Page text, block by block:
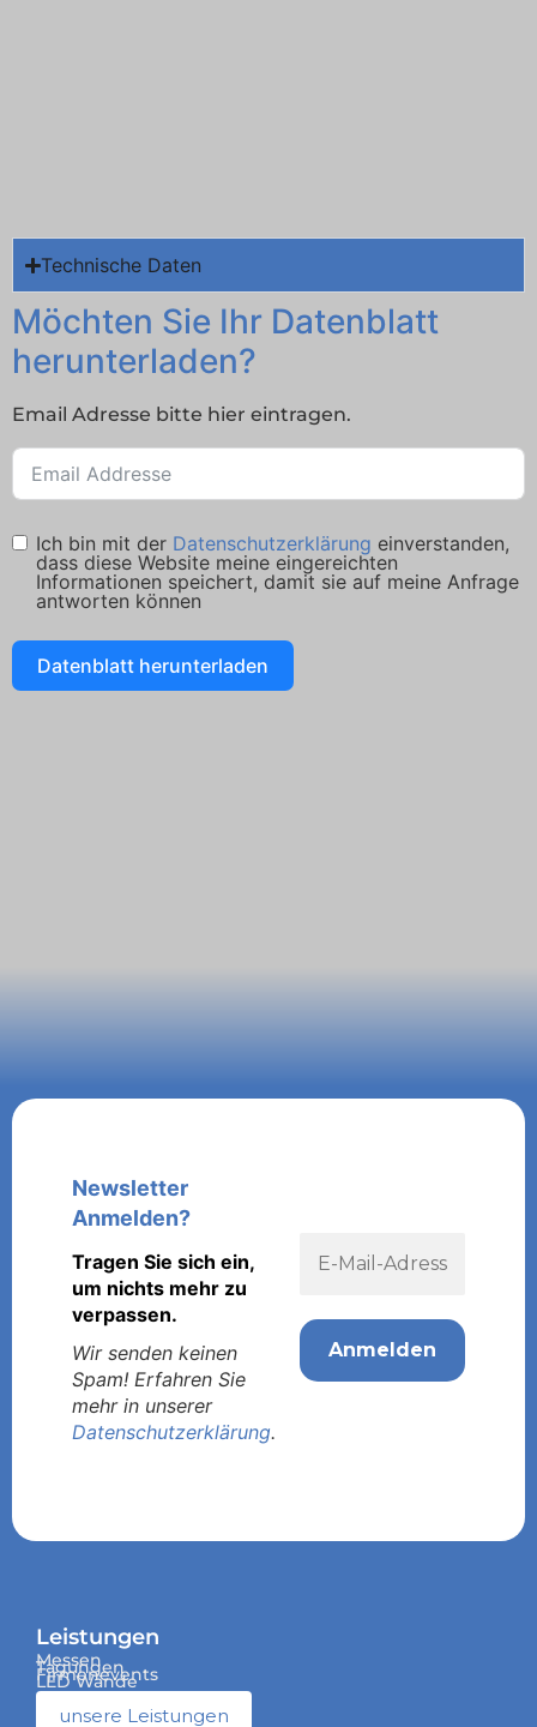
Technische Daten
Möchten Sie Ihr Datenblatt
herunterladen?
Email Adresse bitte hier eintragen.
Ich bin mit der Datenschutzerklärung einverstanden,
dass diese Website meine eingereichten
Informationen speichert, damit sie auf meine Anfrage
antworten können
Datenblatt herunterladen
Newsletter
Anmelden?
Tragen Sie sich ein,
um nichts mehr zu
verpassen.
Wir senden keinen
Spam! Erfahren Sie
mehr in unserer
Datenschutzerklärung.
Leistungen
Messen
Tagungen
Firmenevents
LED Wände
unsere Leistungen